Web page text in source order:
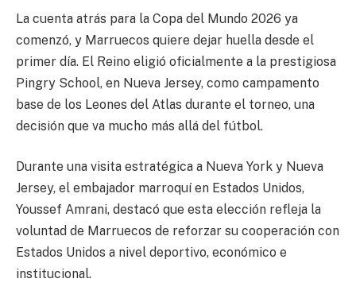
La cuenta atrás para la Copa del Mundo 2026 ya
comenzó, y Marruecos quiere dejar huella desde el
primer día. El Reino eligió oficialmente a la prestigiosa
Pingry School, en Nueva Jersey, como campamento
base de los Leones del Atlas durante el torneo, una
decisión que va mucho más allá del fútbol.
Durante una visita estratégica a Nueva York y Nueva
Jersey, el embajador marroquí en Estados Unidos,
Youssef Amrani, destacó que esta elección refleja la
voluntad de Marruecos de reforzar su cooperación con
Estados Unidos a nivel deportivo, económico e
institucional.